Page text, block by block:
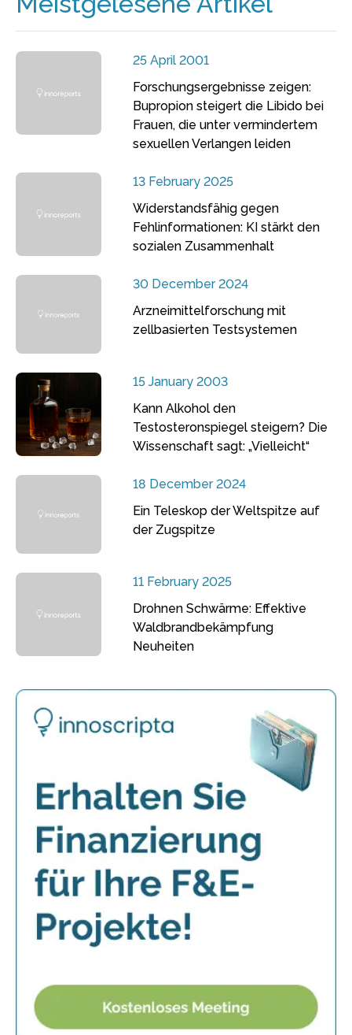
25 April 2001
Forschungsergebnisse zeigen:
Bupropion steigert die Libido bei
Frauen, die unter vermindertem
sexuellen Verlangen leiden
13 February 2025
Widerstandsfähig gegen
Fehlinformationen: KI stärkt den
sozialen Zusammenhalt
30 December 2024
Arzneimittelforschung mit
zellbasierten Testsystemen
15 January 2003
Kann Alkohol den
Testosteronspiegel steigern? Die
Wissenschaft sagt: „Vielleicht“
18 December 2024
Ein Teleskop der Weltspitze auf
der Zugspitze
11 February 2025
Drohnen Schwärme: Effektive
Waldbrandbekämpfung
Neuheiten